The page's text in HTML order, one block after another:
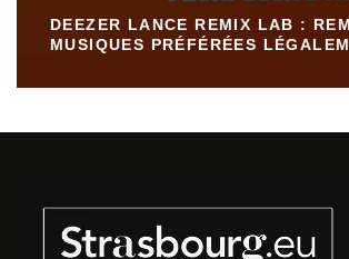
DEEZER LANCE REMIX LAB :
MUSIQUES PRÉFÉRÉES